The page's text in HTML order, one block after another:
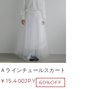
Ａラインチュールスカート
15,400JPY 60%OFF